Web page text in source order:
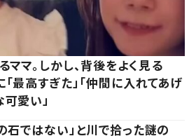
マ。しかし、背後をよく見る
最高すぎた」「仲間に入れてあげ
愛い」
石ではない」と川で拾った謎の